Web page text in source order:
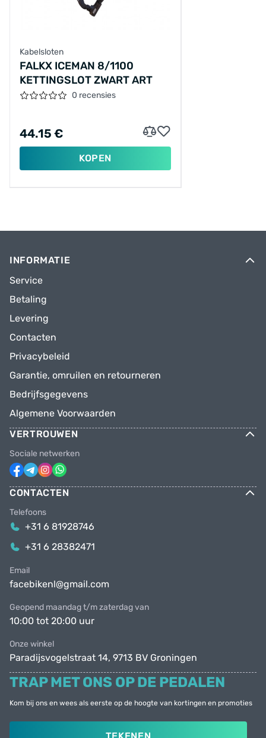
Kabelsloten
FALKX ICEMAN 8/1100
KETTINGSLOT ZWART ART
0 recensies
44.15 €
KOPEN
INFORMATIE
Service
Betaling
Levering
Contacten
Privacybeleid
Garantie, omruilen en retourneren
Bedrijfsgegevens
Algemene Voorwaarden
VERTROUWEN
Sociale netwerken
CONTACTEN
Telefoons
+31 6 81928746
+31 6 28382471
Email
facebikenl@gmail.com
Geopend maandag t/m zaterdag van
10:00 tot 20:00 uur
Onze winkel
Paradijsvogelstraat 14, 9713 BV Groningen
TRAP MET ONS OP DE PEDALEN
Kom bij ons en wees als eerste op de hoogte van kortingen en promoties